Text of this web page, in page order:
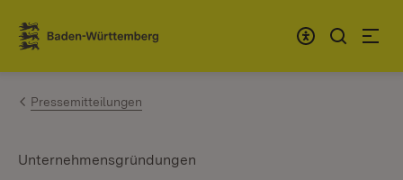
Zum Inhalt springen
Link zur Startseite
Pressemitteilungen
Unternehmensgründungen